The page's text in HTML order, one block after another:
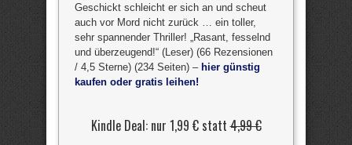
Geschickt schleicht er sich an und scheut
auch vor Mord nicht zurück … ein toller,
sehr spannender Thriller! „Rasant, fesselnd
und überzeugend!“ (Leser) (66 Rezensionen
/ 4,5 Sterne) (234 Seiten) – hier günstig
kaufen oder gratis leihen!
Kindle Deal: nur 1,99 € statt4,99 €